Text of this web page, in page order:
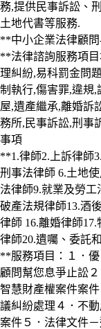
務,提供民事訴訟、
土地代書等服務.
**中小企業法律顧
**法律諮詢服務項
理糾紛,易科罰金問
制執行,傷害罪,違規,
屋,遺產繼承,離婚訴
務所,民事訴訟,刑事
事項
**1.律師2.上訴律師
刑事法律師 6.土地
法律師9.就業及勞工
破產法規律師13.酒
律師 16.離婚律師
律師20.遺囑、委託
**服務項目：１．
顧問幫您息爭止訟
智慧財產權案件案
議糾紛處理４．不
案件５．法律文件